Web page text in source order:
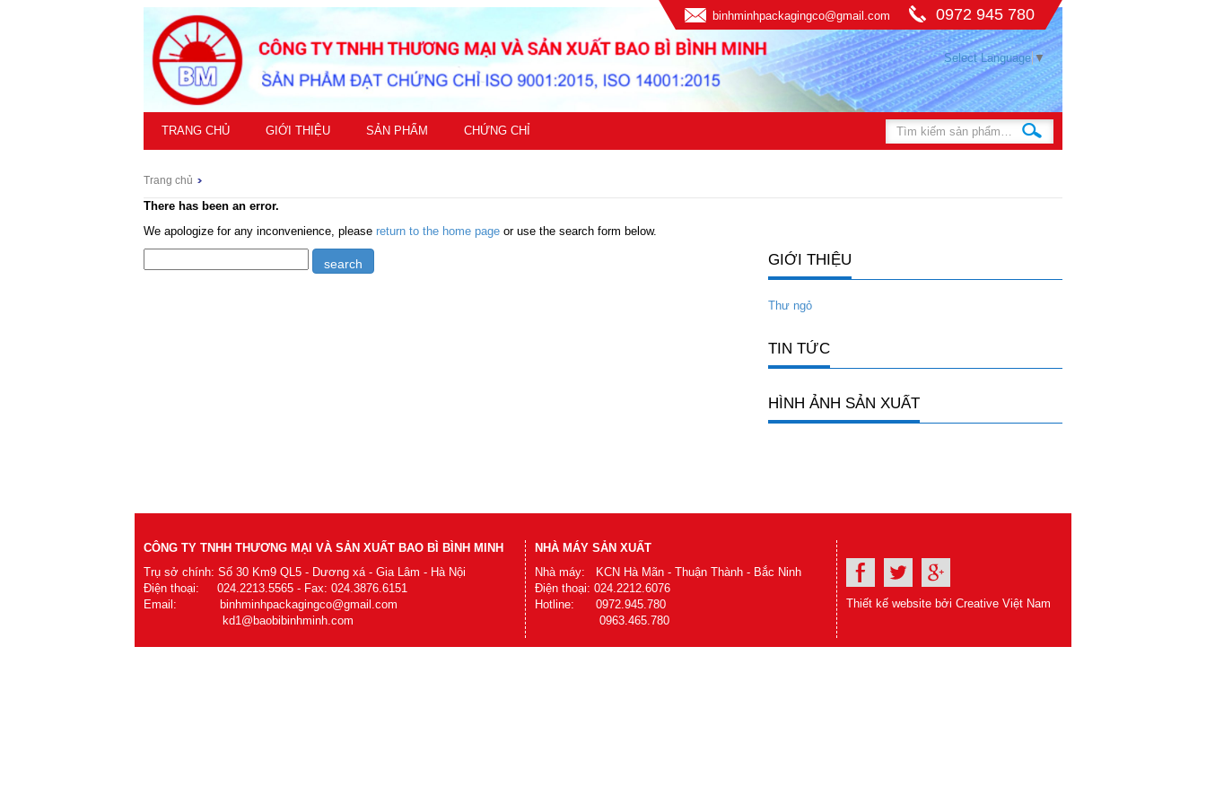
binhminhpackagingco@gmail.com 0972 945 780
Select Language ▼
TRANG CHỦ GIỚI THIỆU SẢN PHẨM CHỨNG CHỈ
Trang chủ
There has been an error.
We apologize for any inconvenience, please return to the home page or use the search form below.
GIỚI THIỆU
Thư ngỏ
TIN TỨC
HÌNH ẢNH SẢN XUẤT
CÔNG TY TNHH THƯƠNG MẠI VÀ SẢN XUẤT BAO BÌ BÌNH MINH
Trụ sở chính: Số 30 Km9 QL5 - Dương xá - Gia Lâm - Hà Nội
Điện thoại: 024.2213.5565 - Fax: 024.3876.6151
Email: binhminhpackagingco@gmail.com
kd1@baobibinhminh.com
NHÀ MÁY SẢN XUẤT
Nhà máy: KCN Hà Mãn - Thuận Thành - Bắc Ninh
Điện thoại: 024.2212.6076
Hotline: 0972.945.780
0963.465.780
Thiết kế website bởi Creative Việt Nam